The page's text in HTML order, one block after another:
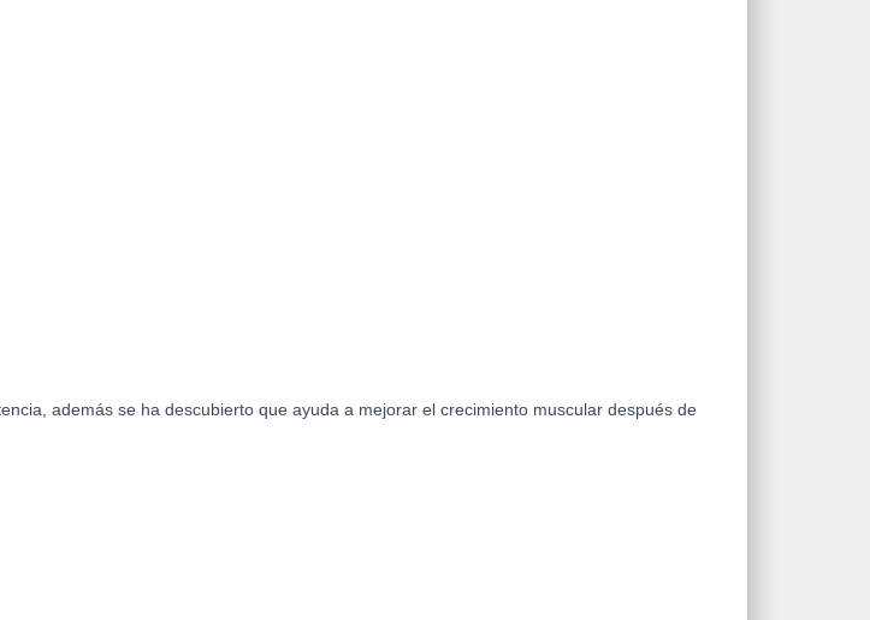
además se ha descubierto que ayuda a mejorar el crecimiento muscular después de